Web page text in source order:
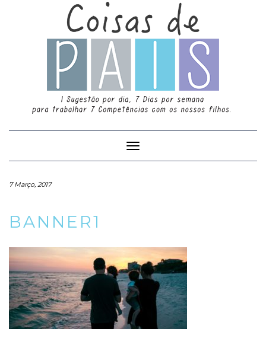
Toggle
Navigation
7 Março, 2017
BANNER1